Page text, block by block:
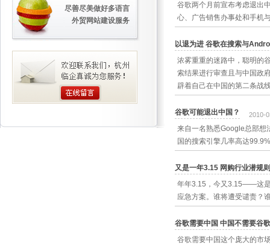
谷歌两个月前宣布考虑退出
心、广告销售办事处和手机
以退为进 谷歌在搜索与
浓雾重重的迷路中，聪明的
索结果进行审查且与中国政
辟着自己在中国的第二条战
谷歌可能退出中国？ 2010-
来自一名熟悉Google总部想
国的搜索引擎几率高达99.9%
又是一年3.15 网购行业潜规
年年3.15，今又3.15——这是
应急方案。谁将遭受谴责？
谷歌需要中国 中国不需要谷
谷歌需要中国这个庞大的市
尽善尽美做好多语言
外贸网站建设服务